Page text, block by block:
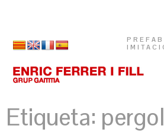
Etiqueta: